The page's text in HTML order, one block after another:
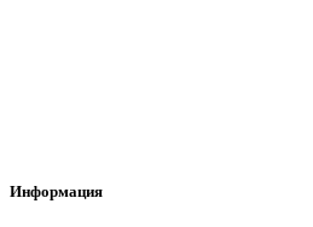
Информация